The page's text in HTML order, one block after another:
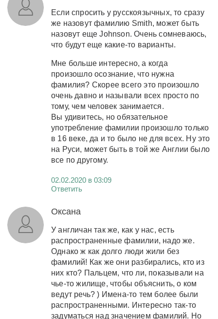
Если спросить у русскоязычных, то сразу
же назовут фамилию Smith, может быть
назовут еще Johnson. Очень сомневаюсь,
что будут еще какие-то варианты.
Мне больше интересно, а когда
произошло осознание, что нужна
фамилия? Скорее всего это произошло
очень давно и называли всех просто по
тому, чем человек занимается.
Вы удивитесь, но обязательное
употребление фамилии произошло только
в 16 веке, да и то было не для всех. Ну это
на Руси, может быть в той же Англии было
все по другому.
02.02.2020 в 03:09
Ответить
Оксана
У англичан так же, как у нас, есть
распространенные фамилии, надо же.
Однако ж как долго люди жили без
фамилий! Как же они разбирались, кто из
них кто? Пальцем, что ли, показывали на
чье-то жилище, чтобы объяснить, о ком
ведут речь? ) Имена-то тем более были
распространенными. Интересно так-то
задуматься над значением фамилий. Но